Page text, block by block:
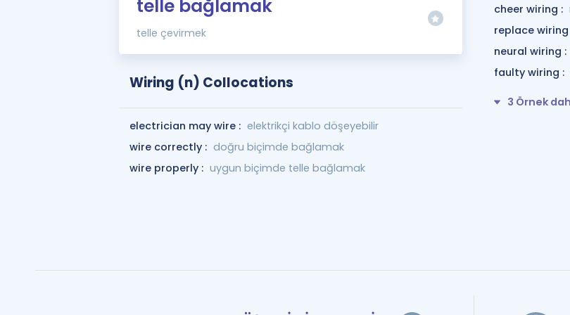
telle bağlamak
telle çevirmek
Wiring (n) Collocations
electrician may wire : elektrikçi kablo döşeyebilir
wire correctly : doğru biçimde bağlamak
wire properly : uygun biçimde telle bağlamak
cheer wiring :
replace wiring
neural wiring :
faulty wiring :
3 Örnek